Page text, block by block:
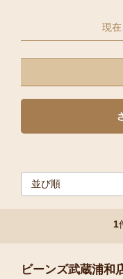
現
1
ビーンズ武蔵浦和